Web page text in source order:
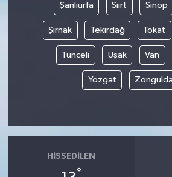
Şanlıurfa Siirt Sinop
Şırnak Tekirdağ Tokat
Tunceli Uşak Van
Yozgat
HISSEDILEN
°